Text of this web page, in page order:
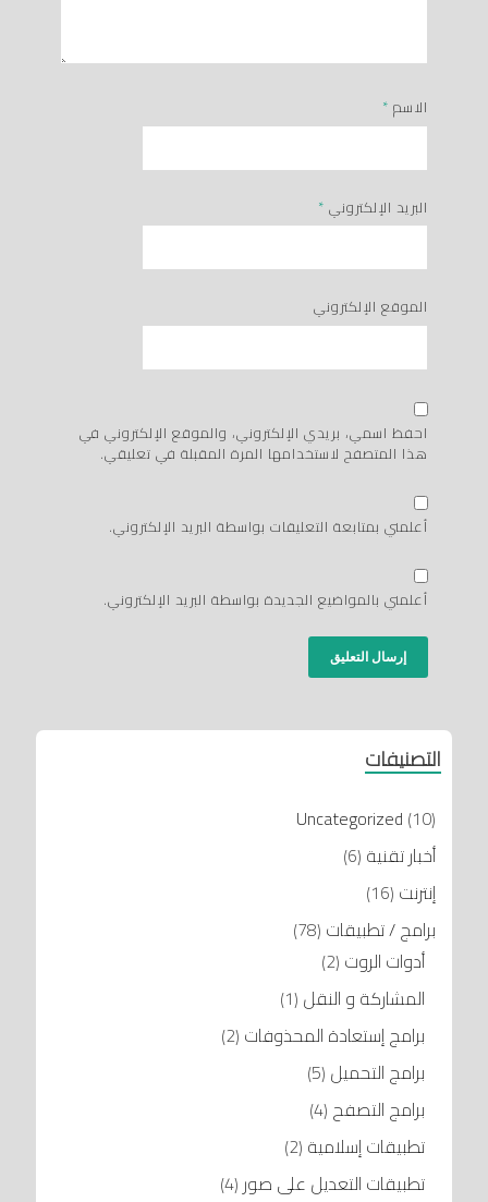
الاسم *
البريد الإلكتروني *
الموقع الإلكتروني
احفظ اسمي، بريدي الإلكتروني، والموقع الإلكتروني في
هذا المتصفح لاستخدامها المرة المقبلة في تعليقي.
أعلمني بمتابعة التعليقات بواسطة البريد الإلكتروني.
أعلمني بالمواضيع الجديدة بواسطة البريد الإلكتروني.
التصنيفات
Uncategorized (10)
أخبار تقنية (6)
إنترنت (16)
برامج / تطبيقات (78)
أدوات الروت (2)
المشاركة و النقل (1)
برامج إستعادة المحذوفات (2)
برامج التحميل (5)
برامج التصفح (4)
تطبيقات إسلامية (2)
تطبيقات التعديل على صور (4)